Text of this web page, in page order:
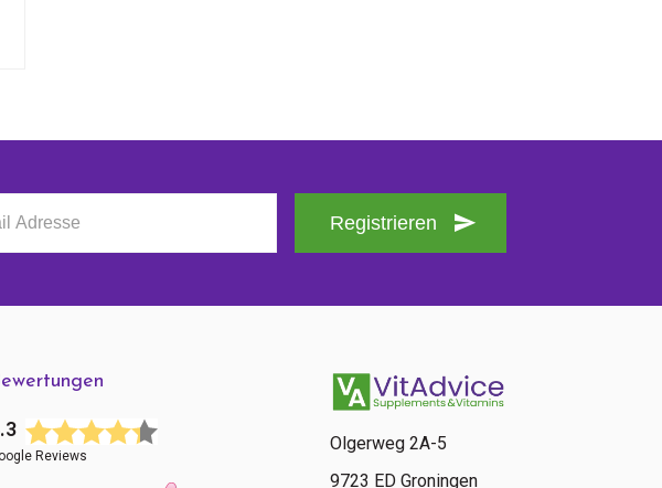
Registrieren
Reviews
Olgerweg 2A-5
9723 ED Groningen